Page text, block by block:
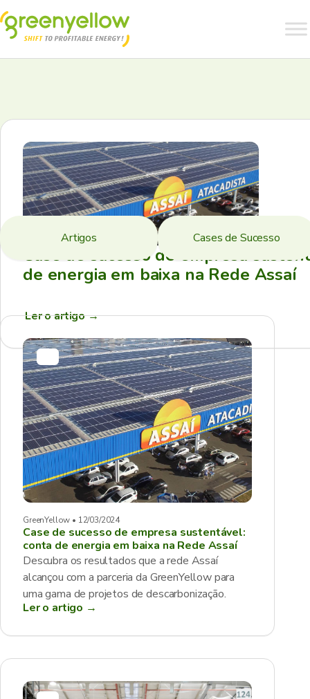
Case de sucesso de empresa
de energia em baixa na Rede Assaí
Ler o artigo→
Artigos Cases de Sucesso
GreenYellow • 12/03/2024
Case de sucesso de empresa sustentável:
conta de energia em baixa na Rede Assaí
Descubra os resultados que a rede Assaí
alcançou com a parceria da GreenYellow para
uma gama de projetos de descarbonização.
Ler o artigo →